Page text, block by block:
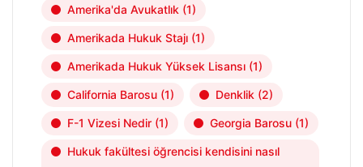
Amerika'da Avukatlık (1)
Amerikada Hukuk Stajı (1)
Amerikada Hukuk Yüksek Lisansı (1)
California Barosu (1) Denklik (2)
F-1 Vizesi Nedir (1) Georgia Barosu (1)
Hukuk fakültesi öğrencisi kendisini nasıl